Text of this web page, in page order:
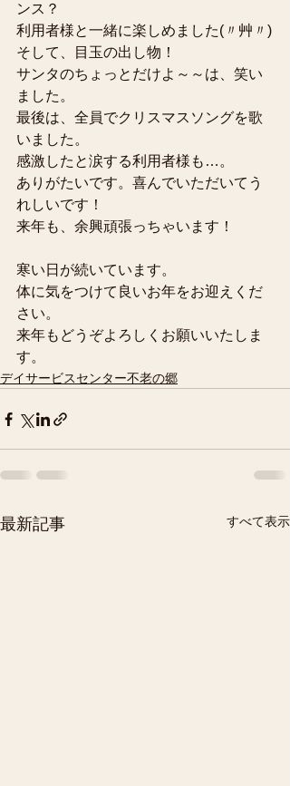
ンス？
利用者様と一緒に楽しめました(〃艸〃)
そして、目玉の出し物！
サンタのちょっとだけよ～～は、笑い
ました。
最後は、全員でクリスマスソングを歌
いました。
感激したと涙する利用者様も…。
ありがたいです。喜んでいただいてう
れしいです！
来年も、余興頑張っちゃいます！
寒い日が続いています。
体に気をつけて良いお年をお迎えくだ
さい。
来年もどうぞよろしくお願いいたしま
す。
デイサービスセンター不老の郷
最新記事 すべて表示